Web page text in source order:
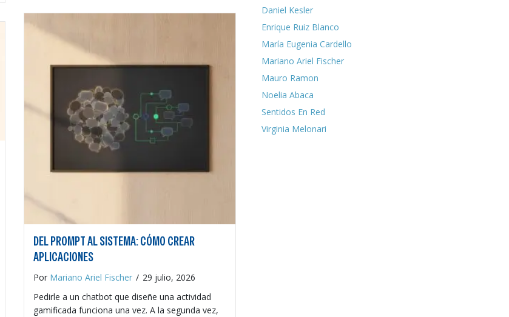
DEL PROMPT AL SISTEMA: CÓMO CREAR
APLICACIONES
Por Mariano Ariel Fischer / 29 julio, 2026
Pedirle a un chatbot que diseñe una actividad
gamificada funciona una vez. A la segunda vez,
Daniel Kesler
Enrique Ruiz Blanco
María Eugenia Cardello
Mariano Ariel Fischer
Mauro Ramon
Noelia Abaca
Sentidos En Red
Virginia Melonari